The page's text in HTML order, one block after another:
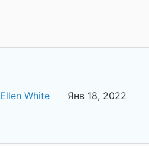
Ellen White Янв 18, 2022